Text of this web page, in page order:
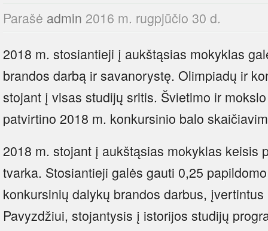
Parašė admin 2016 m. rugpjūčio 30 d.
2018 m. stosiantieji į aukštąsias mokyklas
brandos darbą ir savanorystę. Olimpiadų ir
stojant į visas studijų sritis. Švietimo ir
patvirtino 2018 m. konkursinio balo
2018 m. stojant į aukštąsias mokyklas keisis
tvarka. Stosiantieji galės gauti 0,25
konkursinių dalykų brandos darbus, įvertintus
Pavyzdžiui, stojantysis į istorijos studijų